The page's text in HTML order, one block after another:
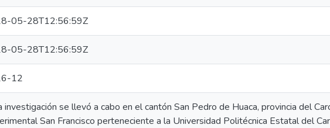
05-28T12:56:59Z
05-28T12:56:59Z
12
investigación se llevó a cabo en el cantón San Pedro de Huaca, provincia del
San Francisco perteneciente a la Universidad Politécnica Estatal del